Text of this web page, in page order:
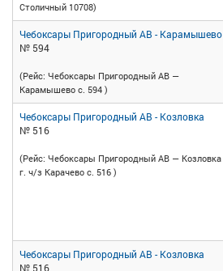
Столичный 10708)
Чебоксары Пригородный АВ - Карамышево
№ 594
(Рейс: Чебоксары Пригородный АВ —
Карамышево с. 594 )
Чебоксары Пригородный АВ - Козловка
№ 516
(Рейс: Чебоксары Пригородный АВ — Козловка
г. ч/з Карачево с. 516 )
Чебоксары Пригородный АВ - Козловка
№ 516